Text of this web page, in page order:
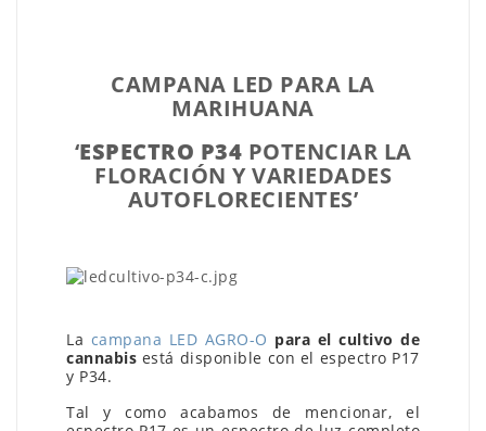
CAMPANA LED PARA LA
MARIHUANA
‘ESPECTRO P34 POTENCIAR LA
FLORACIÓN Y VARIEDADES
AUTOFLORECIENTES’
La campana LED AGRO-O para el cultivo de
cannabis está disponible con el espectro P17
y P34.
Tal y como acabamos de mencionar, el